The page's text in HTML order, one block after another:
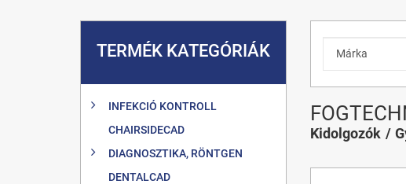
TERMÉK KATEGÓRIÁK
INFEKCIÓ KONTROLL
CHAIRSIDECAD
DIAGNOSZTIKA, RÖNTGEN
DENTALCAD
Kidolgozók